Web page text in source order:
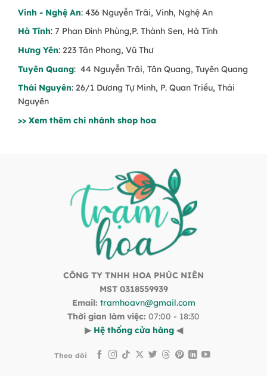
Vinh - Nghệ An: 436 Nguyễn Trãi, Vinh, Nghệ An
Hà Tĩnh: 7 Phan Đình Phùng,P. Thành Sen, Hà Tĩnh
Hưng Yên: 223 Tân Phong, Vũ Thư
Tuyên Quang: 44 Nguyễn Trãi, Tân Quang, Tuyên Quang
Thái Nguyên: 26/1 Dương Tự Minh, P. Quan Triều, Thái
Nguyên
>> Xem thêm chi nhánh shop hoa
CÔNG TY TNHH HOA PHÚC NIÊN
MST 0318559939
Email: tramhoavn@gmail.com
Thời gian làm việc: 07:00 - 18:30
▶ Hệ thống cửa hàng ◀
Theo dõi